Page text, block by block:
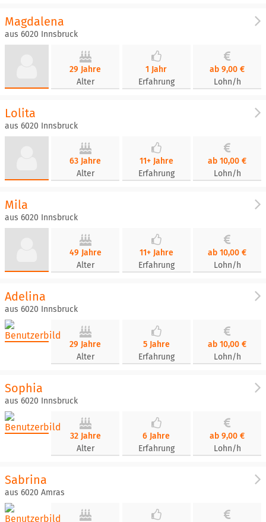
Magdalena
aus 6020 Innsbruck
29 Jahre
Alter
1 Jahr
Erfahrung
ab 9,00 €
Lohn/h
Lolita
aus 6020 Innsbruck
63 Jahre
Alter
11+ Jahre
Erfahrung
ab 10,00 €
Lohn/h
Mila
aus 6020 Innsbruck
49 Jahre
Alter
11+ Jahre
Erfahrung
ab 10,00 €
Lohn/h
Adelina
aus 6020 Innsbruck
29 Jahre
Alter
5 Jahre
Erfahrung
ab 10,00 €
Lohn/h
Sophia
aus 6020 Innsbruck
32 Jahre
Alter
6 Jahre
Erfahrung
ab 9,00 €
Lohn/h
Sabrina
aus 6020 Amras